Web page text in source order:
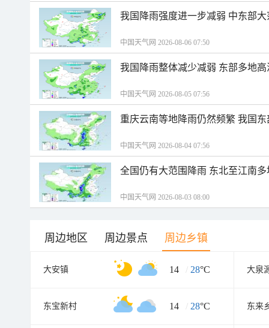
我国降雨强度进一步减弱 中东部
中国天气网 2026-08-06 07:50
我国降雨整体减少减弱 东部多地
中国天气网 2026-08-05 07:56
重庆云南等地降雨仍然频繁 我国
中国天气网 2026-08-04 07:56
全国仍有大范围降雨 东北至江南
中国天气网 2026-08-03 08:00
周边地区 周边景点 周边乡镇
大安镇 14 / 28°C
东宝新村 14 / 28°C 东来